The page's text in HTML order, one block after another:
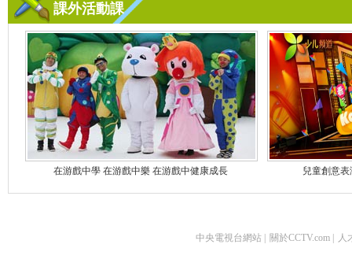
課外活動課
在游戲中學 在游戲中樂 在游戲中健康成長 兒童創意
中央電視台網站 關於CCTV.com 人